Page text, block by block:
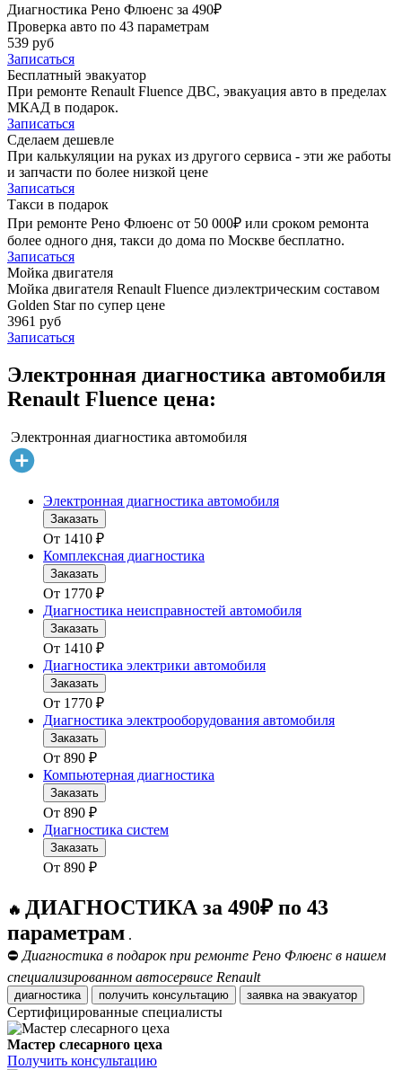
Диагностика Рено Флюенс за 490₽
Проверка авто по 43 параметрам
539 руб
Записаться
Бесплатный эвакуатор
При ремонте Renault Fluence ДВС, эвакуация авто в пределах
МКАД в подарок.
Записаться
Сделаем дешевле
При калькуляции на руках из другого сервиса - эти же работы
и запчасти по более низкой цене
Записаться
Такси в подарок
При ремонте Рено Флюенс от 50 000₽ или сроком ремонта
более одного дня, такси до дома по Москве бесплатно.
Записаться
Мойка двигателя
Мойка двигателя Renault Fluence диэлектрическим составом
Golden Star по супер цене
3961 руб
Записаться
Электронная диагностика автомобиля
Renault Fluence цена:
Электронная диагностика автомобиля
Электронная диагностика автомобиля
Заказать
От 1410 ₽
Комплексная диагностика
Заказать
От 1770 ₽
Диагностика неисправностей автомобиля
Заказать
От 1410 ₽
Диагностика электрики автомобиля
Заказать
От 1770 ₽
Диагностика электрооборудования автомобиля
Заказать
От 890 ₽
Компьютерная диагностика
Заказать
От 890 ₽
Диагностика систем
Заказать
От 890 ₽
🔥 ДИАГНОСТИКА за 490₽ по 43
параметрам .
⛔ Диагностика в подарок при ремонте Рено Флюенс в нашем
специализированном автосервисе Renault
диагностика получить консультацию заявка на эвакуатор
Сертифицированные специалисты
Мастер слесарного цеха
Получить консультацию